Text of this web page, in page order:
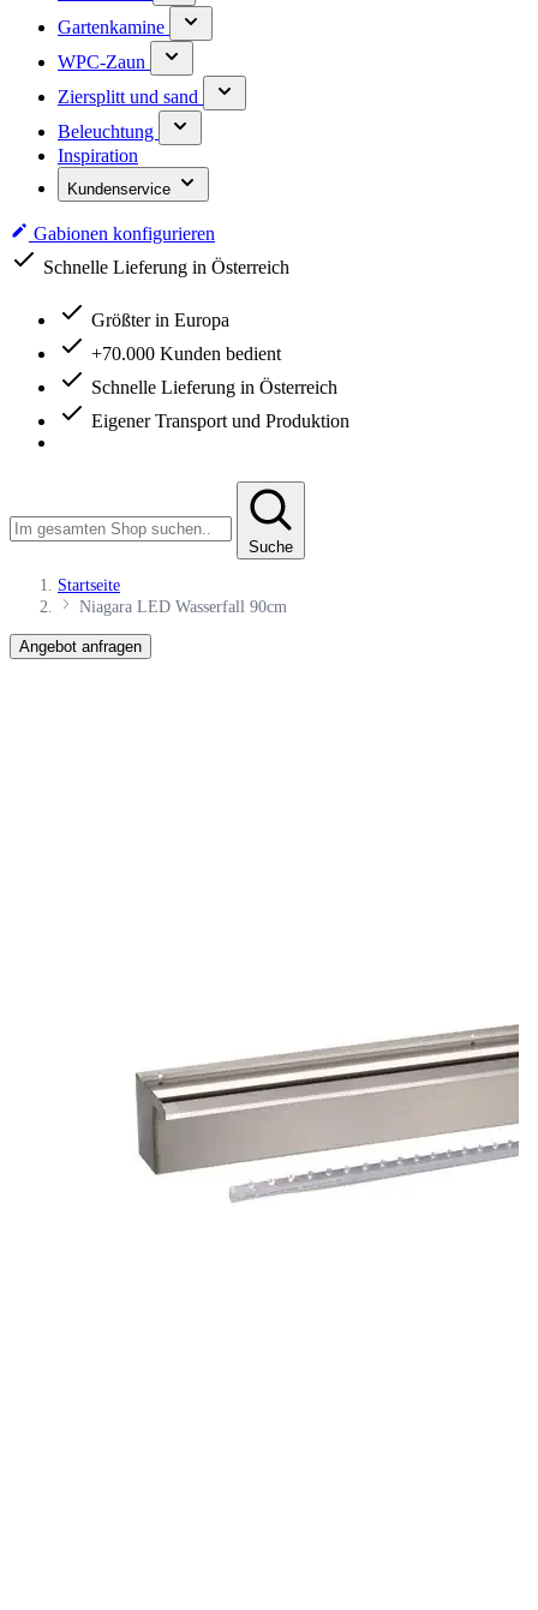
Gartenkamine
WPC-Zaun
Ziersplitt und sand
Beleuchtung
Inspiration
Kundenservice
Gabionen konfigurieren
Schnelle Lieferung in Österreich
Größter in Europa
+70.000 Kunden bedient
Schnelle Lieferung in Österreich
Eigener Transport und Produktion
Suche
Startseite
Niagara LED Wasserfall 90cm
Angebot anfragen